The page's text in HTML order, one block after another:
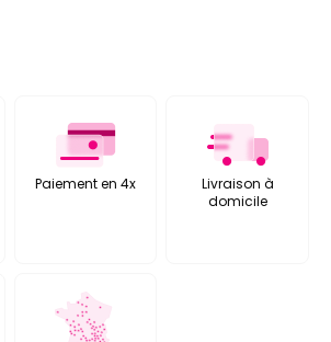
Paiement en 4x
Livraison à
domicile